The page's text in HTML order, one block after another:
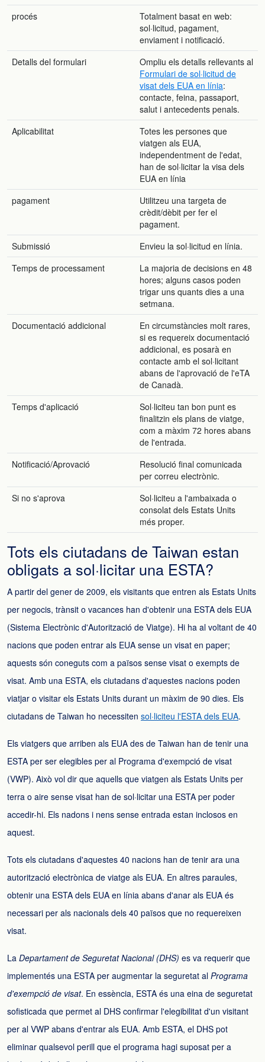
procés
Totalment basat en web:
sol·licitud, pagament,
enviament i notificació.
Detalls del formulari
Ompliu els detalls rellevants al
Formulari de sol·licitud de
visat dels EUA en línia:
contacte, feina, passaport,
salut i antecedents penals.
Aplicabilitat
Totes les persones que
viatgen als EUA,
independentment de l'edat,
han de sol·licitar la visa dels
EUA en línia
pagament
Utilitzeu una targeta de
crèdit/dèbit per fer el
pagament.
Submissió
Envieu la sol·licitud en línia.
Temps de processament
La majoria de decisions en 48
hores; alguns casos poden
trigar uns quants dies a una
setmana.
Documentació addicional
En circumstàncies molt rares,
si es requereix documentació
addicional, es posarà en
contacte amb el sol·licitant
abans de l'aprovació de l'eTA
de Canadà.
Temps d'aplicació
Sol·liciteu tan bon punt es
finalitzin els plans de viatge,
com a màxim 72 hores abans
de l'entrada.
Notificació/Aprovació
Resolució final comunicada
per correu electrònic.
Si no s'aprova
Sol·liciteu a l'ambaixada o
consolat dels Estats Units
més proper.
Tots els ciutadans de Taiwan estan
obligats a sol·licitar una ESTA?
A partir del gener de 2009, els visitants que entren als Estats Units
per negocis, trànsit o vacances han d'obtenir una ESTA dels EUA
(Sistema Electrònic d'Autorització de Viatge). Hi ha al voltant de 40
nacions que poden entrar als EUA sense un visat en paper;
aquests són coneguts com a països sense visat o exempts de
visat. Amb una ESTA, els ciutadans d'aquestes nacions poden
viatjar o visitar els Estats Units durant un màxim de 90 dies. Els
ciutadans de Taiwan ho necessiten sol·liciteu l'ESTA dels EUA.
Els viatgers que arriben als EUA des de Taiwan han de tenir una
ESTA per ser elegibles per al Programa d'exempció de visat
(VWP). Això vol dir que aquells que viatgen als Estats Units per
terra o aire sense visat han de sol·licitar una ESTA per poder
accedir-hi. Els nadons i nens sense entrada estan inclosos en
aquest.
Tots els ciutadans d'aquestes 40 nacions han de tenir ara una
autorització electrònica de viatge als EUA. En altres paraules,
obtenir una ESTA dels EUA en línia abans d'anar als EUA és
necessari per als nacionals dels 40 països que no requereixen
visat.
La Departament de Seguretat Nacional (DHS) es va requerir que
implementés una ESTA per augmentar la seguretat al Programa
d'exempció de visat. En essència, ESTA és una eina de seguretat
sofisticada que permet al DHS confirmar l'elegibilitat d'un visitant
per al VWP abans d'entrar als EUA. Amb ESTA, el DHS pot
eliminar qualsevol perill que el programa hagi suposat per a